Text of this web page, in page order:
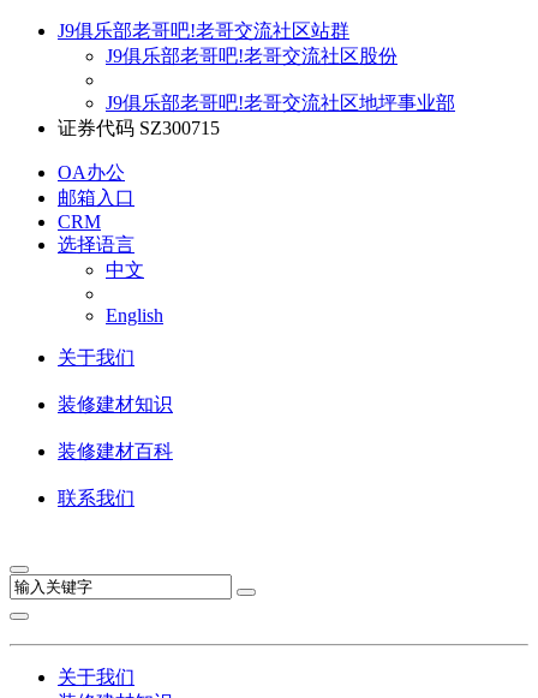
J9俱乐部老哥吧!老哥交流社区站群
J9俱乐部老哥吧!老哥交流社区股份
J9俱乐部老哥吧!老哥交流社区地坪事业部
证券代码 SZ300715
OA办公
邮箱入口
CRM
选择语言
中文
English
关于我们
装修建材知识
装修建材百科
联系我们
关于我们